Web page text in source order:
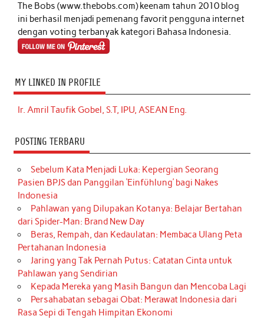
The Bobs (www.thebobs.com) keenam tahun 2010 blog
ini berhasil menjadi pemenang favorit pengguna internet
dengan voting terbanyak kategori Bahasa Indonesia.
MY LINKED IN PROFILE
Ir. Amril Taufik Gobel, S.T, IPU, ASEAN Eng.
POSTING TERBARU
Sebelum Kata Menjadi Luka: Kepergian Seorang
Pasien BPJS dan Panggilan ‘Einfühlung’ bagi Nakes
Indonesia
Pahlawan yang Dilupakan Kotanya: Belajar Bertahan
dari Spider-Man: Brand New Day
Beras, Rempah, dan Kedaulatan: Membaca Ulang Peta
Pertahanan Indonesia
Jaring yang Tak Pernah Putus: Catatan Cinta untuk
Pahlawan yang Sendirian
Kepada Mereka yang Masih Bangun dan Mencoba Lagi
Persahabatan sebagai Obat: Merawat Indonesia dari
Rasa Sepi di Tengah Himpitan Ekonomi